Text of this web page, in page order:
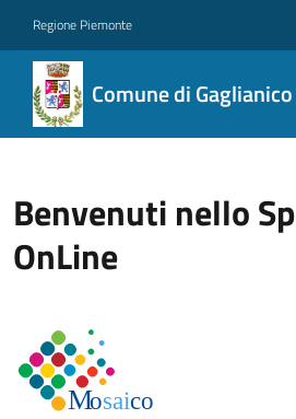
Regione Piemonte
Comune di Gaglianico
Benvenuti nello
OnLine